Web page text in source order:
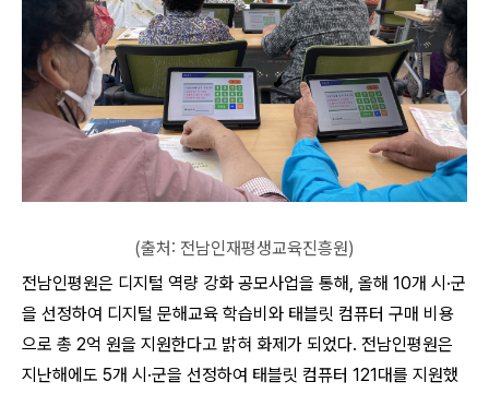
(출처: 전남인재평생교육진흥원)
전남인평원은 디지털 역량 강화 공모사업을 통해, 올해 10개 시·군
을 선정하여 디지털 문해교육 학습비와 태블릿 컴퓨터 구매 비용
으로 총 2억 원을 지원한다고 밝혀 화제가 되었다. 전남인평원은
지난해에도 5개 시·군을 선정하여 태블릿 컴퓨터 121대를 지원했